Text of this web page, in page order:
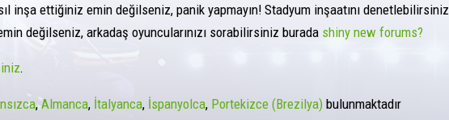
inşa ettiğiniz emin değilseniz, panik yapmayın! Stadyum inşaatını denetlebilirsiniz
değilseniz, arkadaş oyuncularınızı sorabilirsiniz burada shiny new forums?
.
Almanca İtalyanca İspanyolca Portekizce (Brezilya) bulunmaktadır